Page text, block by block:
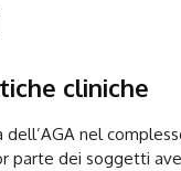
cliniche
dell’AGA nel
parte dei soggetti